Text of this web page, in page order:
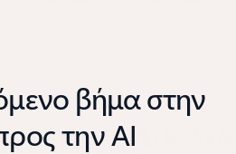
βήμα στην
την ΑΙ